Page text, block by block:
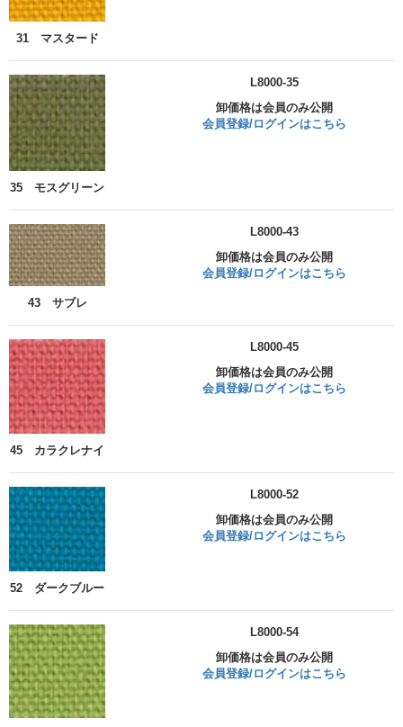
31 マスタード
35 モスグリーン
L8000-35
卸価格は会員のみ公開
会員登録/ログインはこちら
43 サブレ
L8000-43
卸価格は会員のみ公開
会員登録/ログインはこちら
45 カラクレナイ
L8000-45
卸価格は会員のみ公開
会員登録/ログインはこちら
52 ダークブルー
L8000-52
卸価格は会員のみ公開
会員登録/ログインはこちら
L8000-54
卸価格は会員のみ公開
会員登録/ログインはこちら